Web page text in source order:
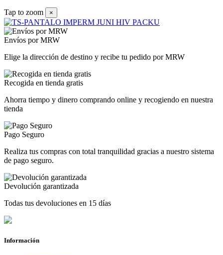
Tap to zoom ×
Envíos por MRW
Elige la dirección de destino y recibe tu pedido por MRW
Recogida en tienda gratis
Ahorra tiempo y dinero comprando online y recogiendo en nuestra
tienda
Pago Seguro
Realiza tus compras con total tranquilidad gracias a nuestro sistema
de pago seguro.
Devolución garantizada
Todas tus devoluciones en 15 días
Información